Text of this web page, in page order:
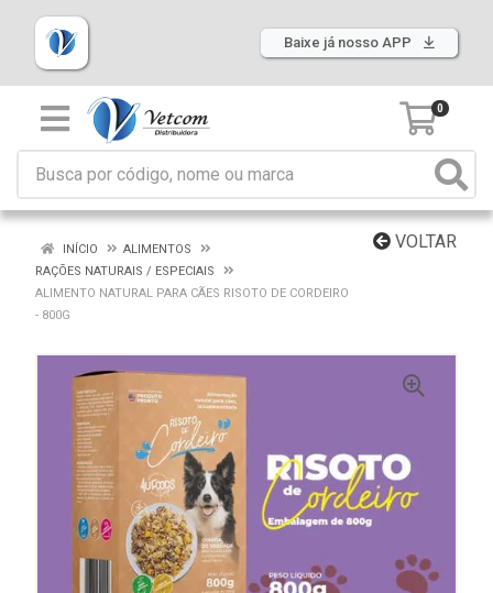
Baixe já nosso APP
0
VOLTAR
INÍCIO
ALIMENTOS
RAÇÕES NATURAIS / ESPECIAIS
ALIMENTO NATURAL PARA CÃES RISOTO DE CORDEIRO
- 800G